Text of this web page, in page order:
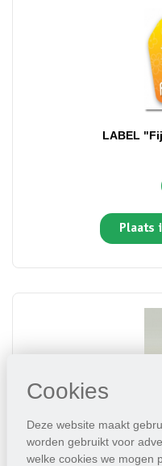
Cookies
Deze website maakt
worden gebruikt voor
welke cookies we mogen
LABEL
Plaats
Flessenhalszakje